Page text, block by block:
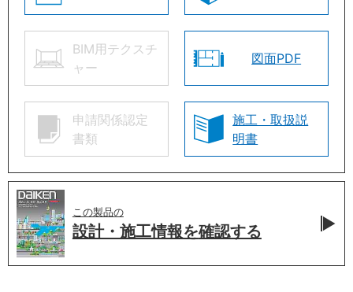
BIM用テクスチ
ャー
図面PDF
申請関係認定
書類
施工・取扱説
明書
この製品の
設計・施工情報を確認する